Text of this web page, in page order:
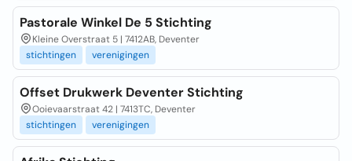
Pastorale Winkel De 5 Stichting
Kleine Overstraat 5 | 7412AB, Deventer
stichtingen
verenigingen
Offset Drukwerk Deventer Stichting
Ooievaarstraat 42 | 7413TC, Deventer
stichtingen
verenigingen